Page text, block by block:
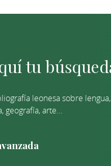
leonesa sobre lengua,
geografía, arte...